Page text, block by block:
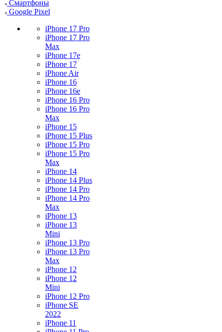
Смартфоны
Google Pixel
iPhone 17 Pro
iPhone 17 Pro
Max
iPhone 17e
iPhone 17
iPhone Air
iPhone 16
iPhone 16e
iPhone 16 Pro
iPhone 16 Pro
Max
iPhone 15
iPhone 15 Plus
iPhone 15 Pro
iPhone 15 Pro
Max
iPhone 14
iPhone 14 Plus
iPhone 14 Pro
iPhone 14 Pro
Max
iPhone 13
iPhone 13
Mini
iPhone 13 Pro
iPhone 13 Pro
Max
iPhone 12
iPhone 12
Mini
iPhone 12 Pro
iPhone SE
2022
iPhone 11